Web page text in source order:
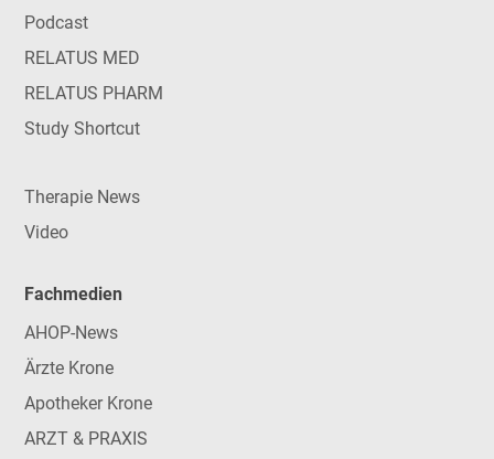
Podcast
RELATUS MED
RELATUS PHARM
Study Shortcut
Therapie News
Video
Fachmedien
AHOP-News
Ärzte Krone
Apotheker Krone
ARZT & PRAXIS